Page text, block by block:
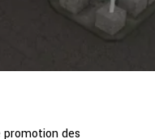
promotion des